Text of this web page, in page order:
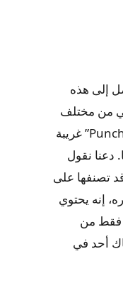
إلى هذه
من مختلف
الأنواع. الحبكة الكاملة لـ “Punch Line” غريبة
نقول
تصنفها على
إنه يحتوي
فقط من
أحد في